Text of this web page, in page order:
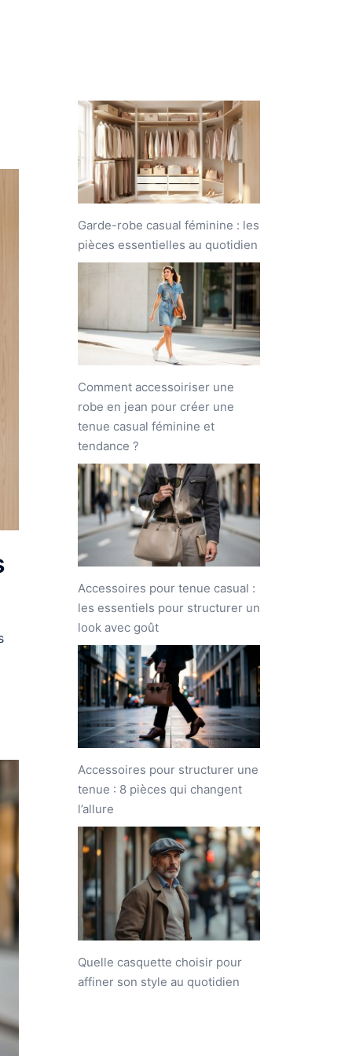
Garde-robe casual féminine : les
pièces essentielles au quotidien
Comment accessoiriser une
robe en jean pour créer une
tenue casual féminine et
tendance ?
Accessoires pour tenue casual :
les essentiels pour structurer un
look avec goût
Accessoires pour structurer une
tenue : 8 pièces qui changent
l’allure
Quelle casquette choisir pour
affiner son style au quotidien